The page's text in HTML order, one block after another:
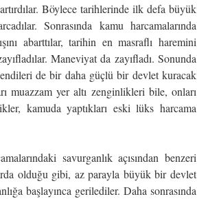
Böylece tarihlerinde ilk defa büyük
Sonrasında kamu harcamalarında
abarttılar, tarihin en masraflı haremini
Maneviyat da zayıfladı. Sonunda
de bir daha güçlü bir devlet kuracak
muazzam yer altı zenginlikleri bile, onları
kamuda yaptıkları eski lüks harcama
savurganlık açısından benzeri
olduğu gibi, az parayla büyük bir devlet
başlayınca gerilediler. Daha sonrasında